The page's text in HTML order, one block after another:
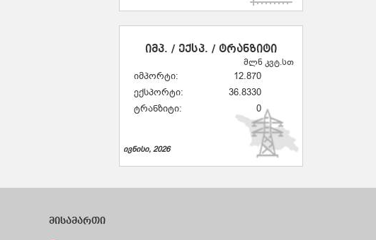
იმპ. / ექსპ. / ტრანზიტი
მლნ კვტ.სთ
იმპორტი:
12.870
ექსპორტი:
36.8330
ტრანზიტი:
0
ივნისი, 2026
მისამართი